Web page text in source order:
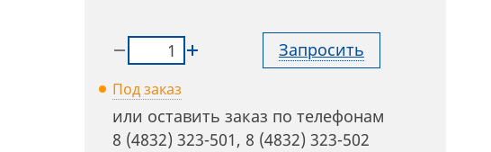
Запросить
Под заказ
или оставить заказ по телефонам
8 (4832) 323-501, 8 (4832) 323-502